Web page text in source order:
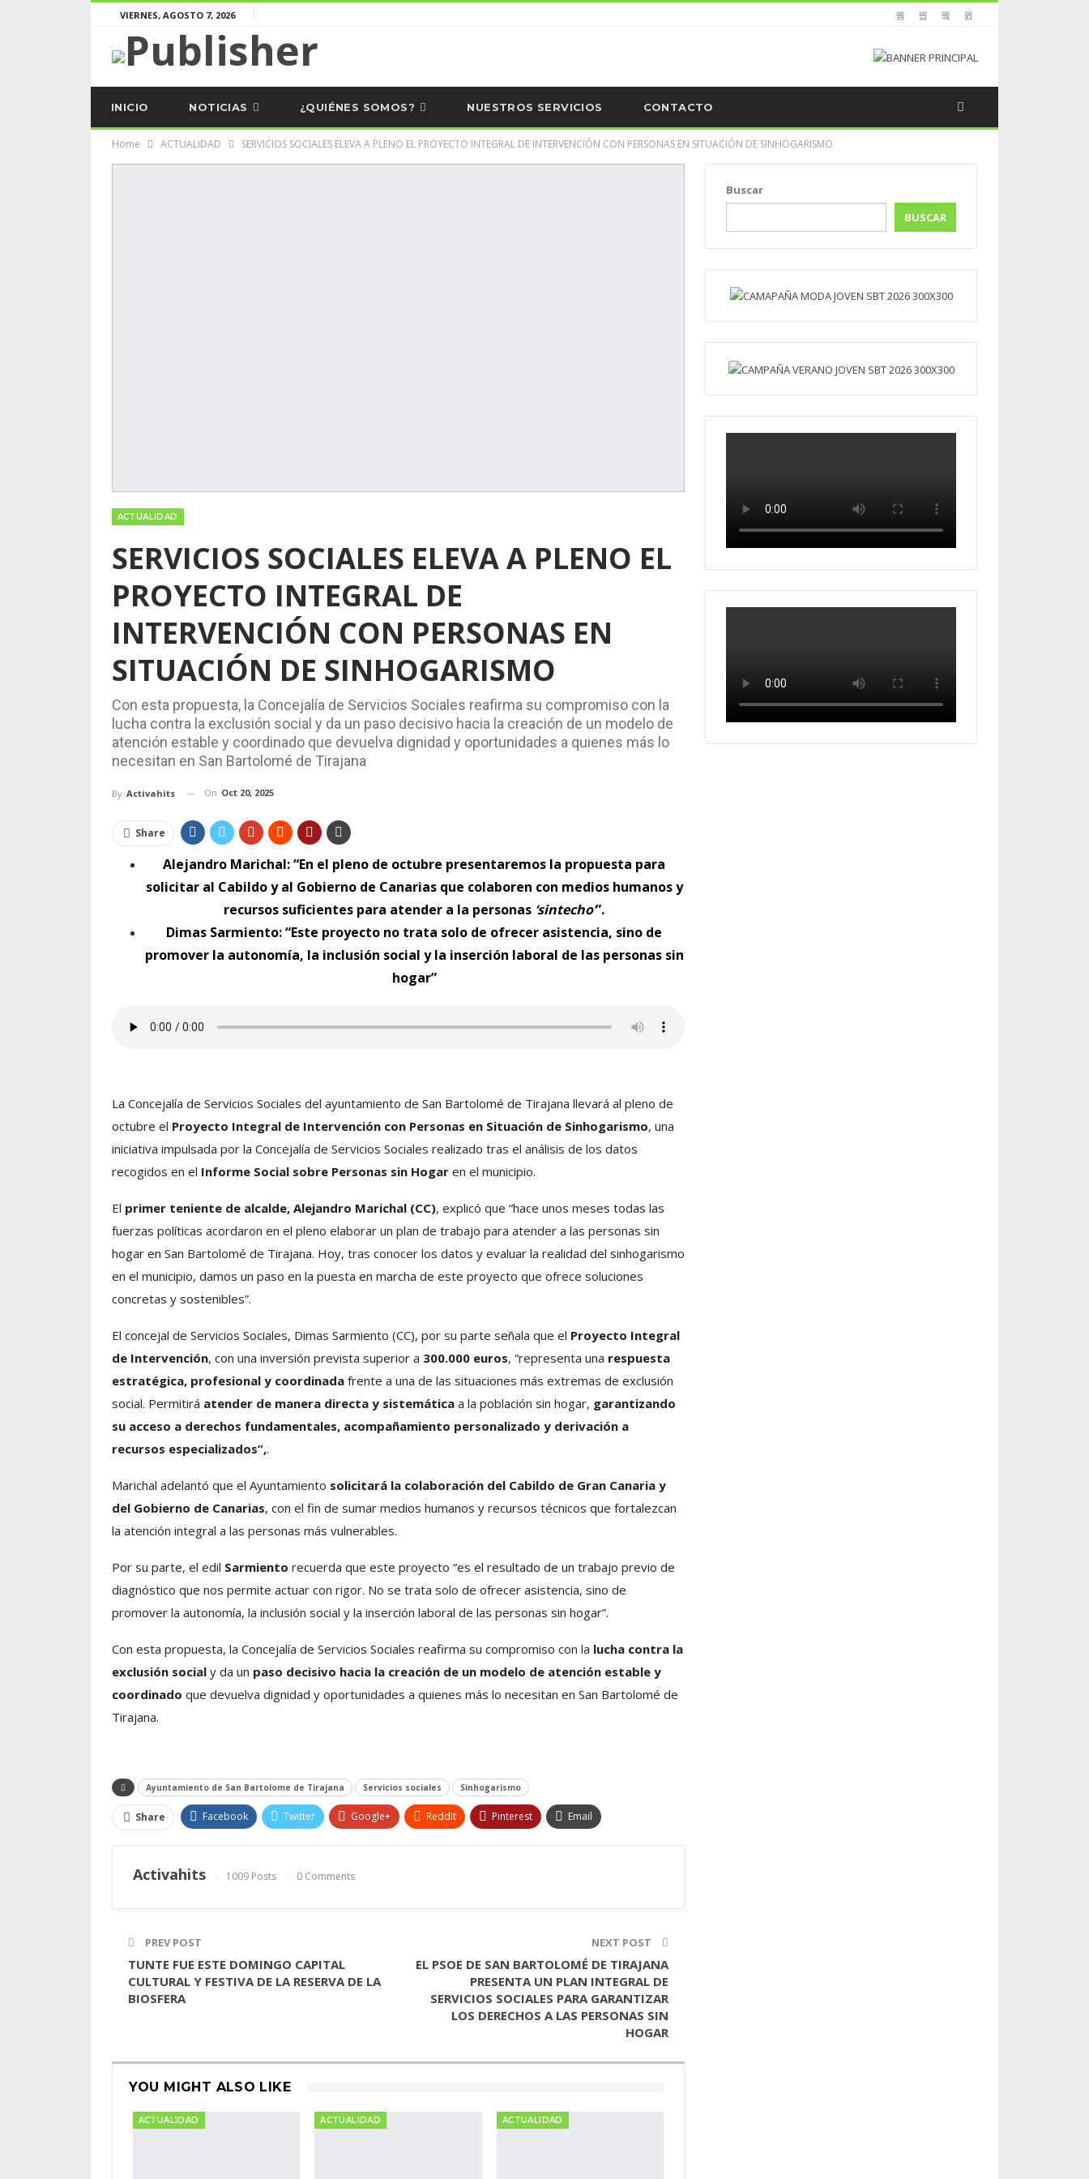
VIERNES, AGOSTO 7, 2026
INICIO NOTICIAS ¿QUIÉNES SOMOS? NUESTROS SERVICIOS CONTACTO
Home ACTUALIDAD SERVICIOS SOCIALES ELEVA A PLENO EL PROYECTO INTEGRAL DE INTERVENCIÓN CON PERSONAS EN SITUACIÓN DE SINHOGARISMO
ACTUALIDAD
SERVICIOS SOCIALES ELEVA A PLENO EL
PROYECTO INTEGRAL DE
INTERVENCIÓN CON PERSONAS EN
SITUACIÓN DE SINHOGARISMO
Con esta propuesta, la Concejalía de Servicios Sociales reafirma su compromiso con la
lucha contra la exclusión social y da un paso decisivo hacia la creación de un modelo de
atención estable y coordinado que devuelva dignidad y oportunidades a quienes más lo
necesitan en San Bartolomé de Tirajana
By Activahits On Oct 20, 2025
Share
Alejandro Marichal: “En el pleno de octubre presentaremos la propuesta para
solicitar al Cabildo y al Gobierno de Canarias que colaboren con medios humanos y
recursos suficientes para atender a la personas ‘sintecho’”.
Dimas Sarmiento: “Este proyecto no trata solo de ofrecer asistencia, sino de
promover la autonomía, la inclusión social y la inserción laboral de las personas sin
hogar”
La Concejalía de Servicios Sociales del ayuntamiento de San Bartolomé de Tirajana llevará al pleno de
octubre el Proyecto Integral de Intervención con Personas en Situación de Sinhogarismo, una
iniciativa impulsada por la Concejalía de Servicios Sociales realizado tras el análisis de los datos
recogidos en el Informe Social sobre Personas sin Hogaren el municipio.
El primer teniente de alcalde, Alejandro Marichal (CC), explicó que “hace unos meses todas las
fuerzas políticas acordaron en el pleno elaborar un plan de trabajo para atender a las personas sin
hogar en San Bartolomé de Tirajana. Hoy, tras conocer los datos y evaluar la realidad del sinhogarismo
en el municipio, damos un paso en la puesta en marcha de este proyecto que ofrece soluciones
concretas y sostenibles”.
El concejal de Servicios Sociales, Dimas Sarmiento (CC), por su parte señala que el Proyecto Integral
de Intervención, con una inversión prevista superior a 300.000 euros, “representa una respuesta
estratégica, profesional y coordinadafrente a una de las situaciones más extremas de exclusión
social. Permitirá atender de manera directa y sistemáticaa la población sin hogar, garantizando
su acceso a derechos fundamentales, acompañamiento personalizado y derivación a
recursos especializados”,.
Marichal adelantó que el Ayuntamiento solicitará la colaboración del Cabildo de Gran Canaria y
del Gobierno de Canarias, con el fin de sumar medios humanos y recursos técnicos que fortalezcan
la atención integral a las personas más vulnerables.
Por su parte, el edil Sarmiento recuerda que este proyecto “es el resultado de un trabajo previo de
diagnóstico que nos permite actuar con rigor. No se trata solo de ofrecer asistencia, sino de
promover la autonomía, la inclusión social y la inserción laboral de las personas sin hogar”.
Con esta propuesta, la Concejalía de Servicios Sociales reafirma su compromiso con la lucha contra la
exclusión socialy da un paso decisivo hacia la creación de un modelo de atención estable y
coordinado que devuelva dignidad y oportunidades a quienes más lo necesitan en San Bartolomé de
Tirajana.
Ayuntamiento de San Bartolome de Tirajana Servicios sociales Sinhogarismo
Share Facebook Twitter Google+ ReddIt Pinterest Email
Activahits 1009 Posts 0 Comments
PREV POST
TUNTE FUE ESTE DOMINGO CAPITAL
CULTURAL Y FESTIVA DE LA RESERVA DE LA
BIOSFERA
NEXT POST
EL PSOE DE SAN BARTOLOMÉ DE TIRAJANA
PRESENTA UN PLAN INTEGRAL DE
SERVICIOS SOCIALES PARA GARANTIZAR
LOS DERECHOS A LAS PERSONAS SIN
HOGAR
YOU MIGHT ALSO LIKE
ACTUALIDAD ACTUALIDAD ACTUALIDAD
Buscar
BUSCAR